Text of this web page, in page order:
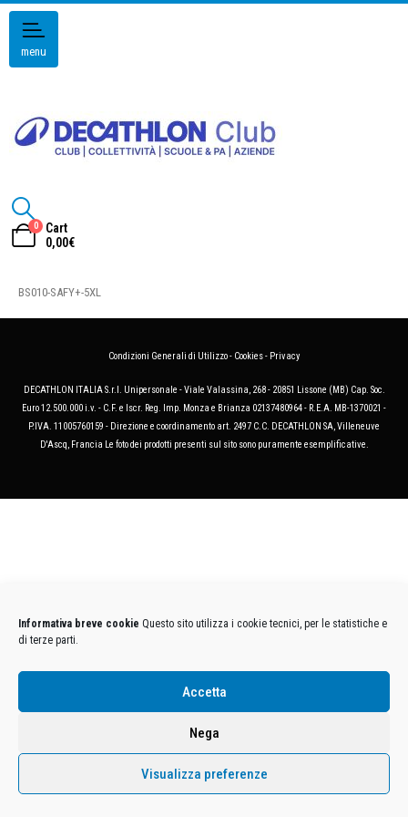
Informativa breve cookie Questo sito utilizza i cookie tecnici, per le statistiche e
di terze parti.
Accetta
Nega
Visualizza preferenze
menu
0
Cart
0,00€
BS010-SAFY+-5XL
Condizioni Generali di Utilizzo- Cookies- Privacy
DECATHLON ITALIA S.r.l. Unipersonale - Viale Valassina, 268 - 20851 Lissone (MB) Cap. Soc.
Euro 12.500.000 i.v. - C.F. e Iscr. Reg. Imp. Monza e Brianza 02137480964 - R.E.A. MB-1370021 -
P.IVA. 11005760159 - Direzione e coordinamento art. 2497 C.C. DECATHLON SA, Villeneuve
D'Ascq, Francia Le foto dei prodotti presenti sul sito sono puramente esemplificative.